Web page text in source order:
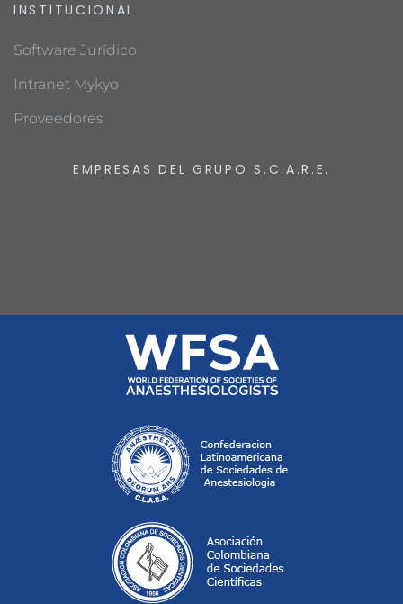
INSTITUCIONAL
Software Jurídico
Intranet Mykyo
Proveedores
EMPRESAS DEL GRUPO S.C.A.R.E.